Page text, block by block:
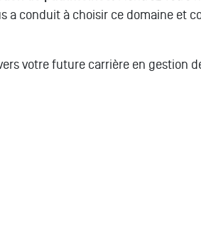
a conduit à choisir ce domaine et
votre future carrière en gestion